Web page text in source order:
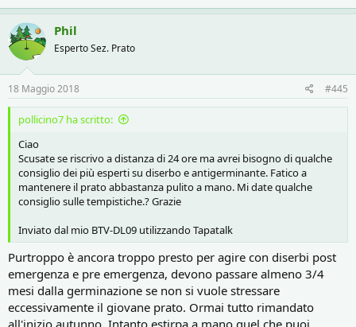
Phil
Esperto Sez. Prato
18 Maggio 2018 #445
pollicino7 ha scritto:
Ciao
Scusate se riscrivo a distanza di 24 ore ma avrei bisogno di qualche
consiglio dei più esperti su diserbo e antigerminante. Fatico a
mantenere il prato abbastanza pulito a mano. Mi date qualche
consiglio sulle tempistiche.? Grazie
Inviato dal mio BTV-DL09 utilizzando Tapatalk
Purtroppo è ancora troppo presto per agire con diserbi post
emergenza e pre emergenza, devono passare almeno 3/4
mesi dalla germinazione se non si vuole stressare
eccessivamente il giovane prato. Ormai tutto rimandato
all'inizio autunno. Intanto estirpa a mano quel che puoi.